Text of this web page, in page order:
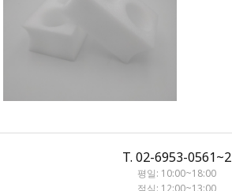
T. 02-6953-0561~2
평일: 10:00~18:00
점심: 12:00~13:00